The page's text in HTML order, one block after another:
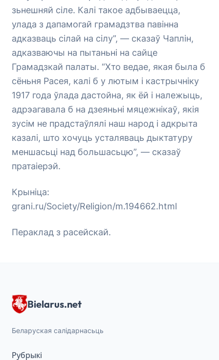
зьнешняй сіле. Калі такое адбываецца,
улада з дапамогай грамадзтва павінна
адказваць сілай на сілу”, — сказаў Чаплін,
адказваючы на пытаньні на сайце
Грамадзкай палаты. “Хто ведае, якая была б
сёньня Расея, калі б у лютым і кастрычніку
1917 года ўлада дастойна, як ёй і належыць,
адрэагавала б на дзеяньні мяцежнікаў, якія
зусім не прадстаўлялі наш народ і адкрыта
казалі, што хочуць усталяваць дыктатуру
меншасьці над большасьцю”, — сказаў
пратаіерэй.
Крыніца:
grani.ru/Society/Religion/m.194662.html
Пераклад з расейскай.
Bielarus.net
Беларуская салідарнасьць
Рубрыкі